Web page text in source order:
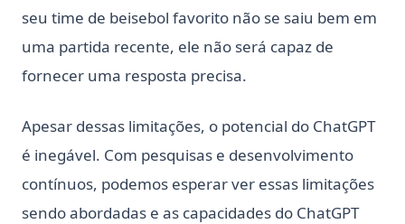
seu time de beisebol favorito não se saiu bem em
uma partida recente, ele não será capaz de
fornecer uma resposta precisa.
Apesar dessas limitações, o potencial do ChatGPT
é inegável. Com pesquisas e desenvolvimento
contínuos, podemos esperar ver essas limitações
sendo abordadas e as capacidades do ChatGPT